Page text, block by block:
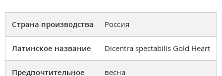
Страна производства Россия
Латинское название Dicentra spectabilis Gold Heart
Предпочтительное
весна